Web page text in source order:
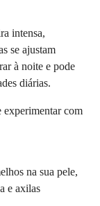
intensa,
se ajustam
à noite e pode
diárias.
experimentar com
na sua pele,
e axilas